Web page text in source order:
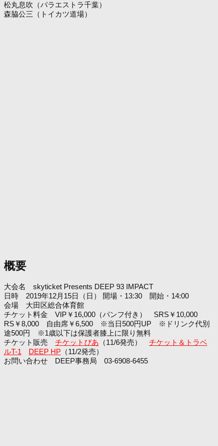
松丸息吹（パラエストラ千葉）
森脇公三（トイカツ道場）
概要
大会名 skyticket Presents DEEP 93 IMPACT
日時 2019年12月15日（日） 開場・13:30 開始・14:00
会場 大田区総合体育館
チケット料金 VIP￥16,000（パンフ付き） SRS￥10,000
RS￥8,000 自由席￥6,500 ※当日500円UP ※ドリンク代別
途500円 ※1歳以下は保護者膝上に限り無料
チケット販売 チケットぴあ （11/6発売） チケット＆トラベ
ルT-1
DEEP HP （11/2発売）
お問い合わせ DEEP事務局 03-6908-6455